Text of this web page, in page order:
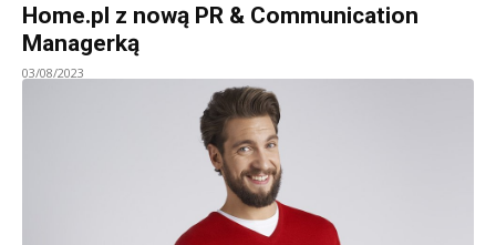
Home.pl z nową PR & Communication
Managerką
03/08/2023